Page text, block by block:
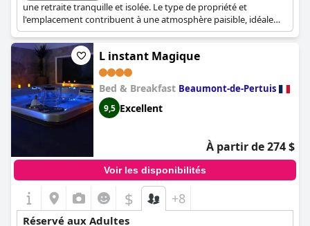
une retraite tranquille et isolée. Le type de propriété et
l'emplacement contribuent à une atmosphère paisible, idéale
pour les adultes en quête de détente.
L instant Magique
Bed & Breakfast Beaumont-de-Pertuis
9,5 Excellent
À partir de 274 $
Voir les disponibilités
$ +8
Réservé aux Adultes